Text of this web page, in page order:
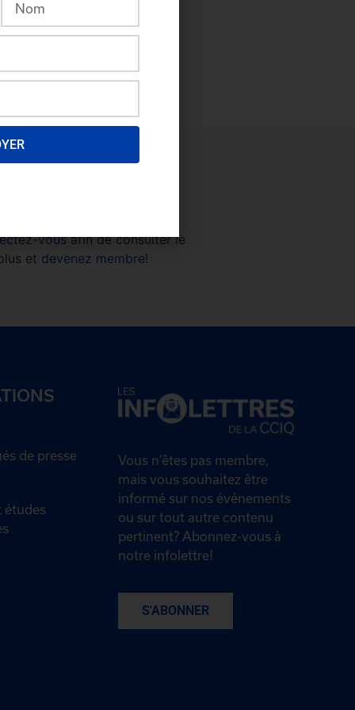
vousafin de consulter le
et devenez membre!
de presse
études
Vous n’êtes pas membre,
mais vous souhaitez être
informé sur nos événements
ou sur tout autre contenu
pertinent? Abonnez-vous à
notre infolettre!
S'ABONNER